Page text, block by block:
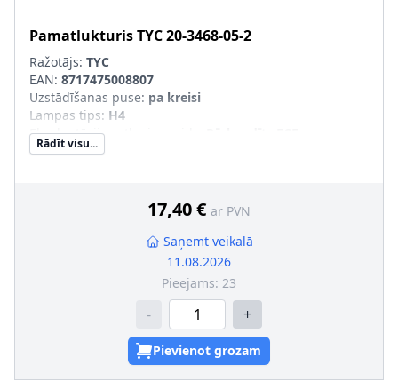
PamatlukturisTYC20-3468-05-2
Ražotājs: TYC
EAN: 8717475008807
Uzstādīšanas puse: pa kreisi
Lampas tips: H4
Ekspluatācijas atļaujas veids
Tr. līdzekļa aprīkojums
Rādīt visu...
17,40 € ar PVN
Saņemt veikalā
11.08.2026
Pieejams: 23
- +
Pievienot grozam